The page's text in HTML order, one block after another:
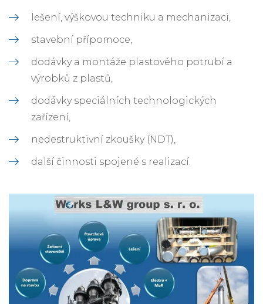
lešení, výškovou techniku a mechanizaci,
stavební přípomoce,
dodávky a montáže plastového potrubí a
výrobků z plastů,
dodávky speciálních technologických
zařízení,
nedestruktivní zkoušky (NDT),
další činnosti spojené s realizací.